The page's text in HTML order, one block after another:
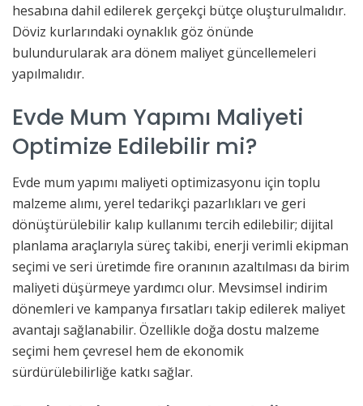
hesabına dahil edilerek gerçekçi bütçe oluşturulmalıdır.
Döviz kurlarındaki oynaklık göz önünde
bulundurularak ara dönem maliyet güncellemeleri
yapılmalıdır.
Evde Mum Yapımı Maliyeti
Optimize Edilebilir mi?
Evde mum yapımı maliyeti optimizasyonu için toplu
malzeme alımı, yerel tedarikçi pazarlıkları ve geri
dönüştürülebilir kalıp kullanımı tercih edilebilir; dijital
planlama araçlarıyla süreç takibi, enerji verimli ekipman
seçimi ve seri üretimde fire oranının azaltılması da birim
maliyeti düşürmeye yardımcı olur. Mevsimsel indirim
dönemleri ve kampanya fırsatları takip edilerek maliyet
avantajı sağlanabilir. Özellikle doğa dostu malzeme
seçimi hem çevresel hem de ekonomik
sürdürülebilirliğe katkı sağlar.